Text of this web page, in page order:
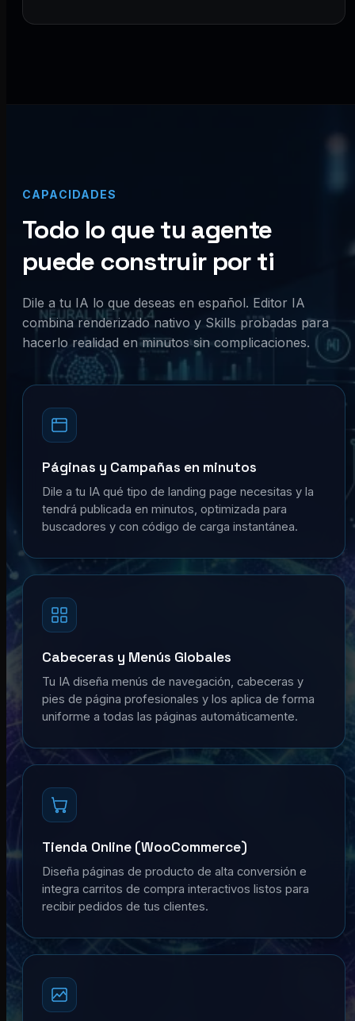
CAPACIDADES
Todo lo que tu agente
puede construir por ti
Dile a tu IA lo que deseas en español. Editor IA
combina renderizado nativo y Skills probadas para
hacerlo realidad en minutos sin complicaciones.
Páginas y Campañas en minutos
Dile a tu IA qué tipo de landing page necesitas y la
tendrá publicada en minutos, optimizada para
buscadores y con código de carga instantánea.
Cabeceras y Menús Globales
Tu IA diseña menús de navegación, cabeceras y
pies de página profesionales y los aplica de forma
uniforme a todas las páginas automáticamente.
Tienda Online (WooCommerce)
Diseña páginas de producto de alta conversión e
integra carritos de compra interactivos listos para
recibir pedidos de tus clientes.